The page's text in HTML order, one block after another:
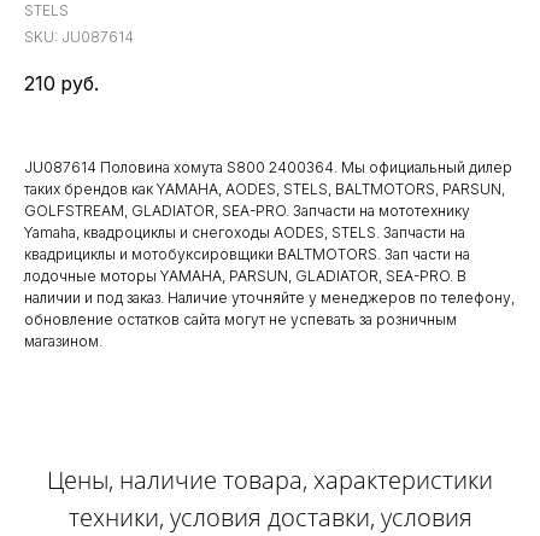
STELS
SKU: JU087614
210 руб.
JU087614 Половина хомута S800 2400364. Мы официальный дилер
таких брендов как YAMAHA, AODES, STELS, BALTMOTORS, PARSUN,
GOLFSTREAM, GLADIATOR, SEA-PRO. Запчасти на мототехнику
Yamaha, квадроциклы и снегоходы AODES, STELS. Запчасти на
квадрициклы и мотобуксировщики BALTMOTORS. Зап части на
лодочные моторы YAMAHA, PARSUN, GLADIATOR, SEA-PRO. В
наличии и под заказ. Наличие уточняйте у менеджеров по телефону,
обновление остатков сайта могут не успевать за розничным
магазином.
Цены, наличие товара, характеристики
техники, условия доставки, условия